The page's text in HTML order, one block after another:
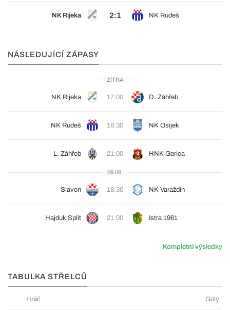
NK Rijeka 2:1 NK Rudeš
NÁSLEDUJÍCÍ ZÁPASY
ZÍTRA
NK Rijeka 17:00 D. Záhřeb
NK Rudeš 18:30 NK Osijek
L. Záhřeb 21:00 HNK Gorica
09.08.
Slaven 18:30 NK Varaždin
Hajduk Split 21:00 Istra 1961
Kompletní výsledky
TABULKA STŘELCŮ
Hráč Góly